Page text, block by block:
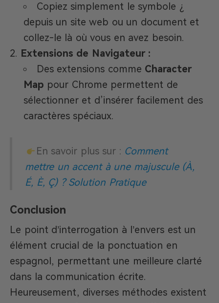
Copiez simplement le symbole ¿
depuis un site web ou un document et
collez-le là où vous en avez besoin.
Extensions de Navigateur :
Des extensions comme Character
Map pour Chrome permettent de
sélectionner et d’insérer facilement des
caractères spéciaux.
En savoir plus sur : Comment
mettre un accent à une majuscule (À,
É, È, Ç) ? Solution Pratique
Conclusion
Le point d’interrogation à l’envers est un
élément crucial de la ponctuation en
espagnol, permettant une meilleure clarté
dans la communication écrite.
Heureusement, diverses méthodes existent